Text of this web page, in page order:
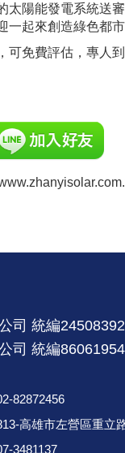
太陽能發電系統送
一起來創造綠色都市
可免費評估，專人
司 統編24508392
司 統編86061954
82872456
高雄市左營區重立
3481137